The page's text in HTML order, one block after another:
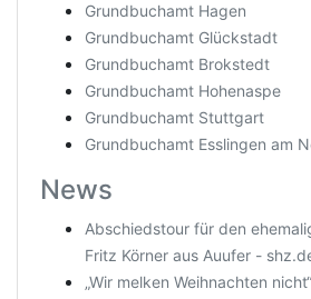
Grundbuchamt Hagen
Grundbuchamt Glückstadt
Grundbuchamt Brokstedt
Grundbuchamt Hohenaspe
Grundbuchamt Stuttgart
Grundbuchamt Esslingen am
News
Abschiedstour für den
Fritz Körner aus Auufer -
„Wir melken Weihnachten